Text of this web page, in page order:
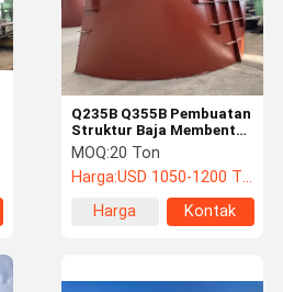
Q235B Q355B Pembuatan
Struktur Baja Membentuk
dan Membengkokkan
Untuk Struktur Kompleks
MOQ:20 Ton
Harga:USD 1050-1200 TON
Harga
Kontak